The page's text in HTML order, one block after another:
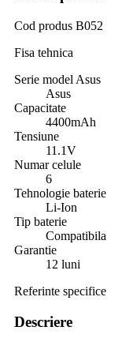
Cod produs B052
Fisa tehnica
Serie model Asus
Asus
Capacitate
4400mAh
Tensiune
11.1V
Numar celule
6
Tehnologie baterie
Li-Ion
Tip baterie
Compatibila
Garantie
12 luni
Referinte specifice
Descriere